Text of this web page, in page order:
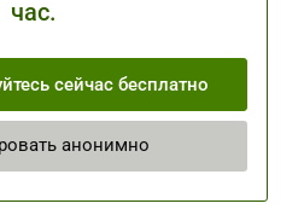
час.
сейчас бесплатно
анонимно